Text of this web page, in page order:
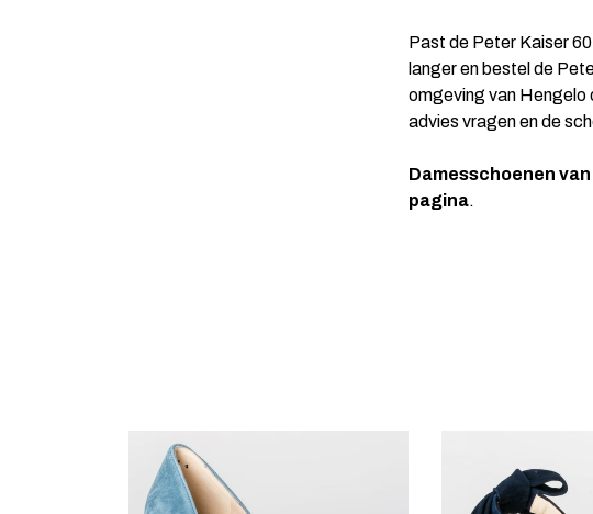
Past de Peter Kaiser
langer en bestel de
omgeving van Hengelo
advies vragen en de
Damesschoenen
pagina.